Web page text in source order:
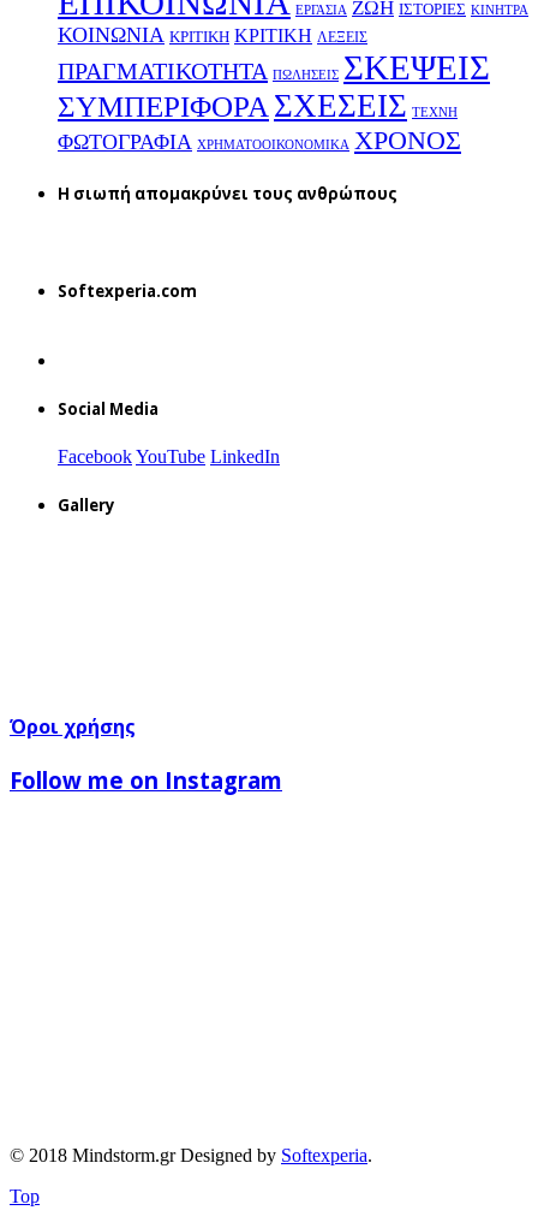
ΕΡΓΑΣΙΑ ΖΩΗ ΙΣΤΟΡΙΕΣ ΚΙΝΗΤΡΑ
ΚΟΙΝΩΝΙΑ ΚΡΙΤΙΚΗ ΚΡΙΤΙΚΗ ΛΕΞΕΙΣ
ΠΡΑΓΜΑΤΙΚΟΤΗΤΑ ΠΩΛΗΣΕΙΣ ΣΚΕΨΕΙΣ
ΣΥΜΠΕΡΙΦΟΡΑΣΧΕΣΕΙΣ ΤΕΧΝΗ
ΦΩΤΟΓΡΑΦΙΑ ΧΡΗΜΑΤΟΟΙΚΟΝΟΜΙΚΑ ΧΡΟΝΟΣ
H σιωπή απομακρύνει τους ανθρώπους
Softexperia.com
Social Media
FacebookYouTube LinkedIn
Gallery
Όροι χρήσης
Follow me on Instagram
© 2018 Mindstorm.gr Designed by Softexperia.
Top